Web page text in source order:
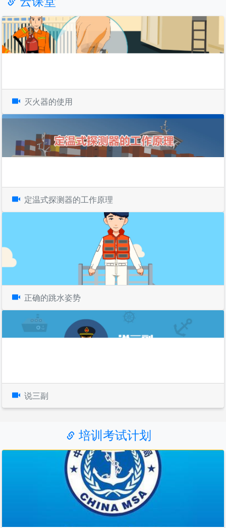
灭火器的使用
定温式探测器的工作原理
正确的跳水姿势
说三副
培训考试计划